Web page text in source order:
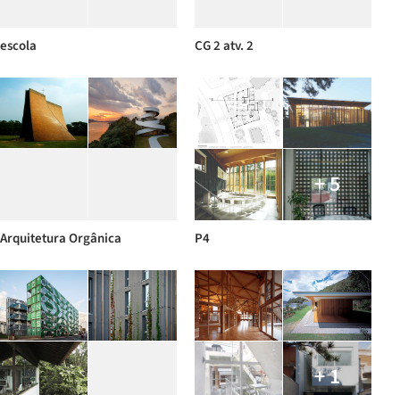
escola CG 2 atv. 2
Arquitetura Orgânica
+ 5
P4
+ 1